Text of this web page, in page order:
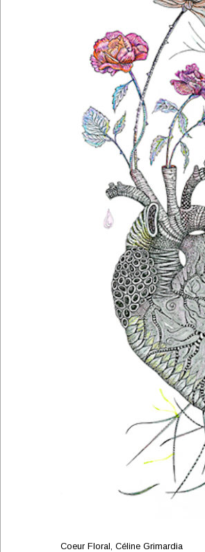
Coeur Floral, Céline Grimardia